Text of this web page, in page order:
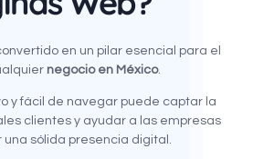
en un pilar esencial para el
negocio en México.
y fácil de navegar puede captar la
clientes y ayudar a las empresas
una sólida presencia digital.